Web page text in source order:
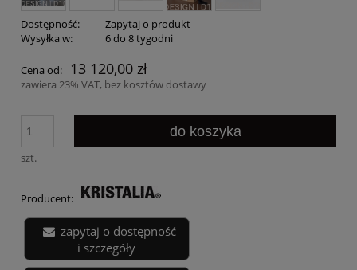
Dostępność:
Zapytaj o produkt
Wysyłka w:
6 do 8 tygodni
Cena od: 13 120,00 zł
zawiera 23% VAT, bez kosztów dostawy
szt.
do koszyka
Producent:
zapytaj o dostępność
i szczegóły